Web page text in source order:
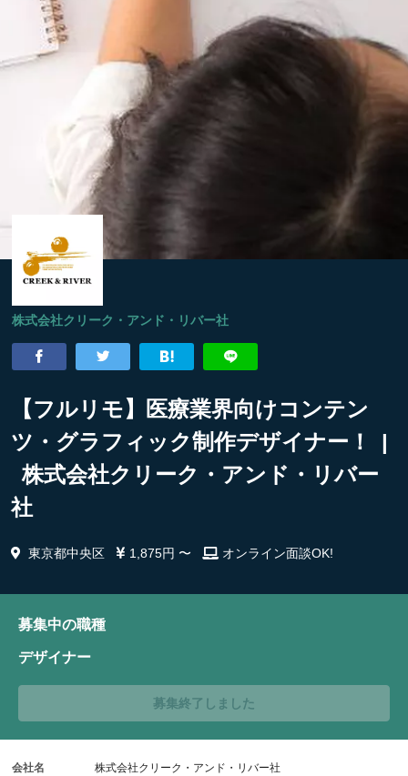
株式会社クリーク・アンド・リバー社
【フルリモ】医療業界向けコンテン
ツ・グラフィック制作デザイナー！ |
株式会社クリーク・アンド・リバー
社
東京都中央区 1,875円 〜 オンライン面談OK!
募集中の職種
デザイナー
募集終了しました
会社名 株式会社クリーク・アンド・リバー社